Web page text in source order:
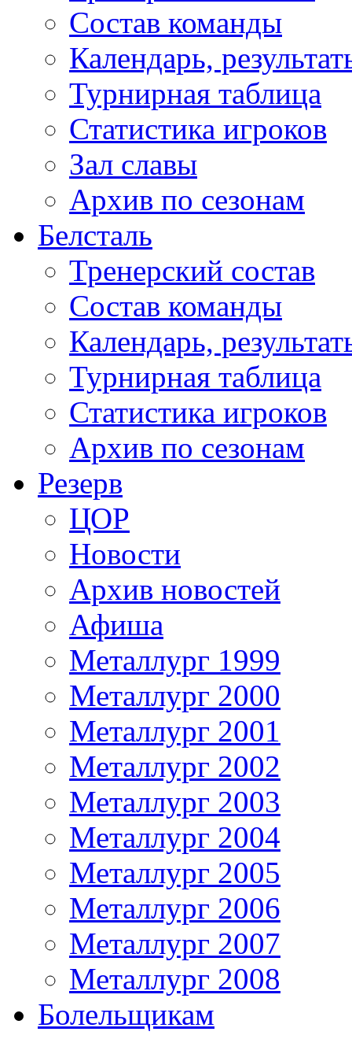
Состав команды
Календарь,
Турнирная таблица
Статистика игроков
Зал славы
Архив по сезонам
Белсталь
Тренерский состав
Состав команды
Календарь,
Турнирная таблица
Статистика игроков
Архив по сезонам
Резерв
ЦОР
Новости
Архив новостей
Афиша
Металлург 1999
Металлург 2000
Металлург 2001
Металлург 2002
Металлург 2003
Металлург 2004
Металлург 2005
Металлург 2006
Металлург 2007
Металлург 2008
Болельщикам